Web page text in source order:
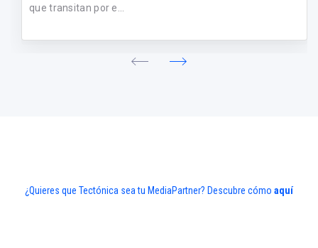
que transitan por e...
¿Quieres que Tectónica sea tu MediaPartner? Descubre cómo aquí